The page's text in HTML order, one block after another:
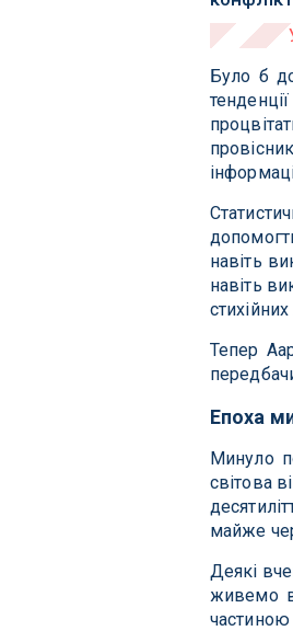
Було б
навіть
навіть
стихійних
Тепер
Епоха
Минуло
світова
майже
Деякі
живемо в